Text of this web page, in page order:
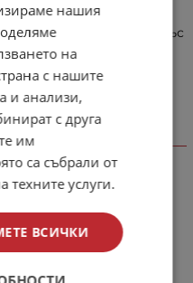
0.25 ohm (60 – 80 W) е със
бърза и лесна
системата в нея
нашия
на
с нашите
и анализи,
с друга
им
са събрали от
техните услуги.
ВСИЧКИ